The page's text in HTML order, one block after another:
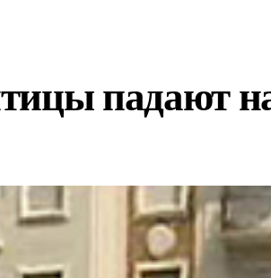
падают